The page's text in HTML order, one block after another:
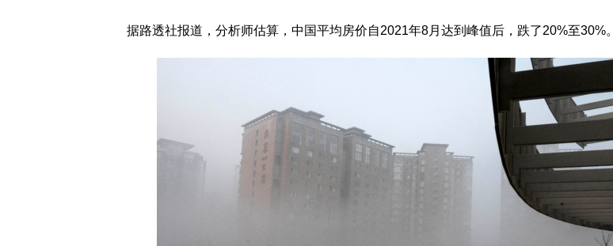
据路透社报道，分析师估算，中国平均房价自2021年8月达到峰值后，跌了20%至30%。